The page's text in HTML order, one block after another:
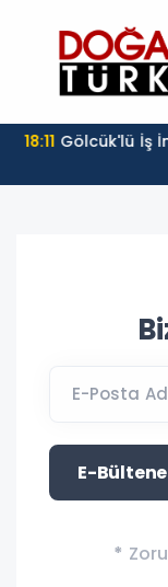
18:11
E-Posta
*